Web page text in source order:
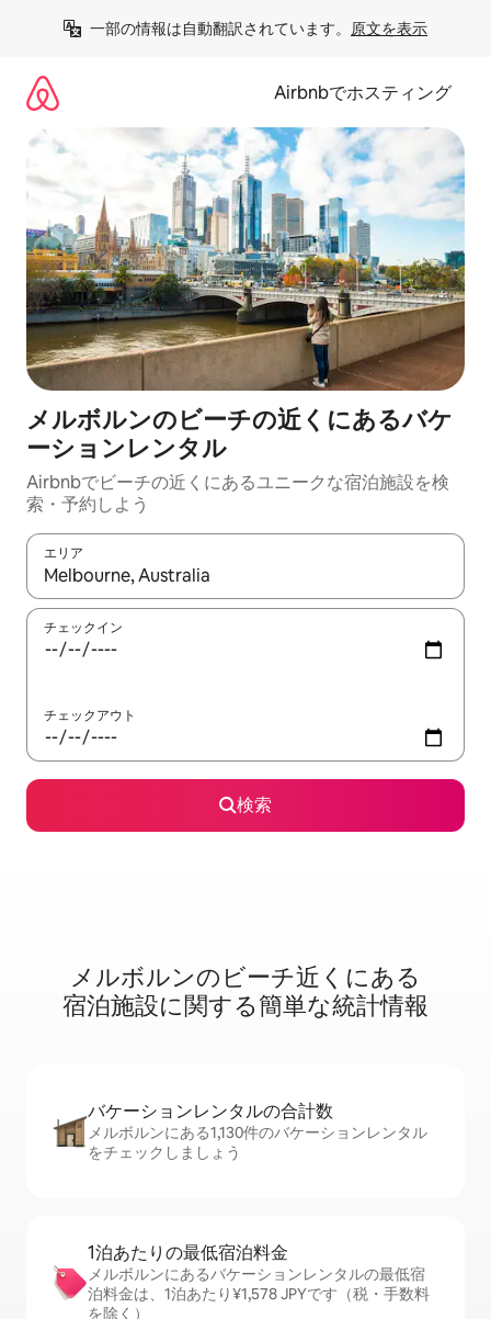
一部の情報は自動翻訳されています。 原文を表示
Airbnbでホスティング
メルボルンのビーチの近くにあるバケ
ーションレンタル
Airbnbでビーチの近くにあるユニークな宿泊施設を検
索・予約しよう
エリア
検索結果が表示されたら、上下の矢印キーを使って移動するか
チェックイン
チェックアウト
検索
メルボルンのビ⁠ー⁠チ⁠近⁠く⁠に⁠あ⁠る
宿⁠泊⁠施⁠設⁠に関⁠す⁠る簡⁠単⁠な統⁠計⁠情⁠報
バケーションレ⁠ン⁠タ⁠ル⁠の合⁠計⁠数
メルボルンにある1,130件のバケーションレンタル
をチェックしましょう
1泊あたりの最⁠低⁠宿⁠泊⁠料⁠金
メルボルンにあるバケーションレンタルの最低宿
泊料金は、1泊あたり¥1,578 JPYです（税・手数料
を除く）